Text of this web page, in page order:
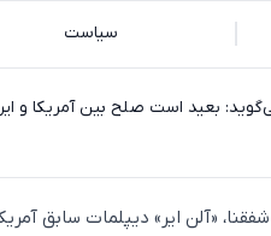
سیاست
بعید است صلح بین آمریکا و
شفقنا، «آلن ایر» دیپلمات سابق